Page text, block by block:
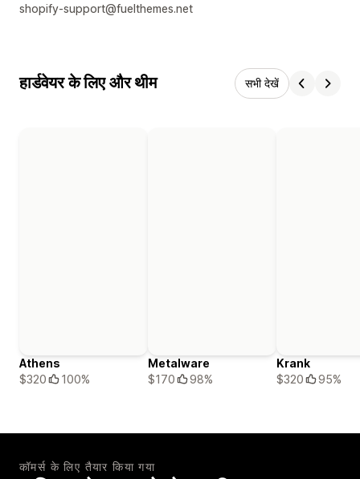
shopify-support@fuelthemes.net
हार्डवेयर के लिए और थीम सभी देखें
Athens
$320
100%
Metalware
$170
98%
Krank
$320
95%
कॉमर्स के लिए तैयार किया गया